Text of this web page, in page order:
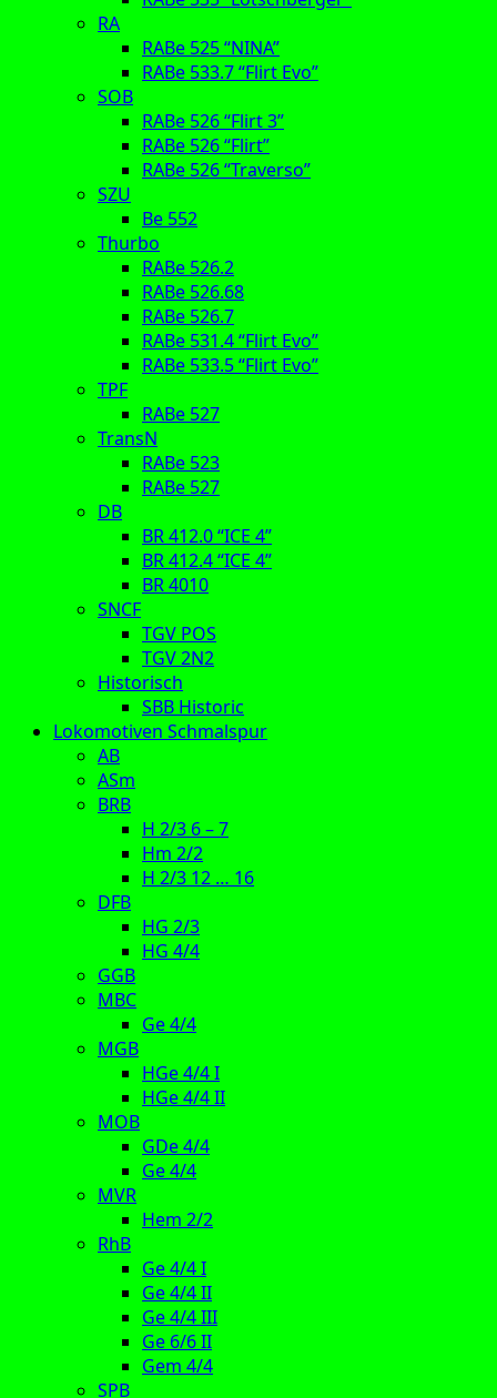
RA
RABe 525 “NINA”
RABe 533.7 “Flirt Evo”
SOB
RABe 526 “Flirt 3”
RABe 526 “Flirt”
RABe 526 “Traverso”
SZU
Be 552
Thurbo
RABe 526.2
RABe 526.68
RABe 526.7
RABe 531.4 “Flirt Evo”
RABe 533.5 “Flirt Evo”
TPF
RABe 527
TransN
RABe 523
RABe 527
DB
BR 412.0 “ICE 4”
BR 412.4 “ICE 4”
BR 4010
SNCF
TGV POS
TGV 2N2
Historisch
SBB Historic
Lokomotiven Schmalspur
AB
ASm
BRB
H 2/3 6 – 7
Hm 2/2
H 2/3 12 … 16
DFB
HG 2/3
HG 4/4
GGB
MBC
Ge 4/4
MGB
HGe 4/4 I
HGe 4/4 II
MOB
GDe 4/4
Ge 4/4
MVR
Hem 2/2
RhB
Ge 4/4 I
Ge 4/4 II
Ge 4/4 III
Ge 6/6 II
Gem 4/4
SPB